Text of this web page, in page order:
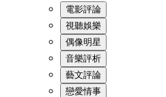
電影評論
視聽娛樂
偶像明星
音樂評析
藝文評論
戀愛情事